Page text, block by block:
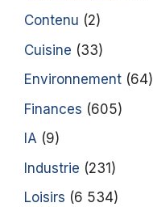
Contenu (2)
Cuisine (33)
Environnement (64)
Finances (605)
IA (9)
Industrie (231)
Loisirs (6 534)